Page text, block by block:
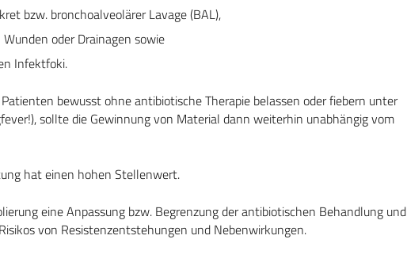
bzw. bronchoalveolärer Lavage (BAL),
oder Drainagen sowie
Infektfoki.
bewusst ohne antibiotische Therapie belassen oder fiebern unter
sollte die Gewinnung von Material dann weiterhin unabhängig vom
hat einen hohen Stellenwert.
eine Anpassung bzw. Begrenzung der antibiotischen Behandlung und
von Resistenzentstehungen und Nebenwirkungen.